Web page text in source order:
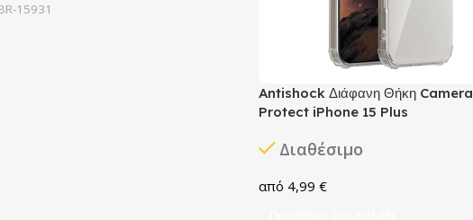
15931
Antishock Διάφανη Θήκη Camera
Protect iPhone 15 Plus
Διαθέσιμο
4,99 €